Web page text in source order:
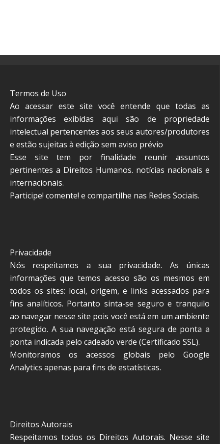
Termos de Uso
Ao acessar este site você entende que todas as
informações exibidas aqui são de propriedade
intelectual pertencentes aos seus autores/produtores
e estão sujeitas à edição sem aviso prévio
Esse site tem por finalidade reunir assuntos
pertinentes a Direitos Humanos. notícias nacionais e
internacionais.
Participe! comente! e compartilhe nas Redes Sociais.
Privacidade
Nós respeitamos a sua privacidade. As únicas
informações que temos acesso são os mesmos em
todos os sites: local, origem, e links acessados para
fins analíticos. Portanto sinta-se seguro e tranquilo
ao navegar nesse site pois você está em um ambiente
protegido. A sua navegação está segura de ponta a
ponta indicada pelo cadeado verde (Certificado SSL).
Monitoramos os acessos globais pelo Google
Analytics apenas para fins de estatísticas.
Direitos Autorais
Respeitamos todos os Direitos Autorais. Nesse site